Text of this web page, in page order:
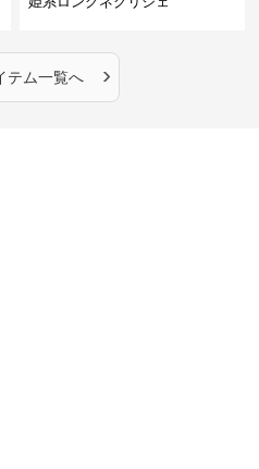
テム一覧へ ›